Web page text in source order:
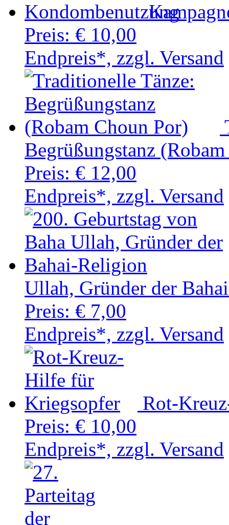
Preis: € 10,00
Endpreis*, zzgl. Versand
Begrüßungstanz
Preis: € 12,00
Endpreis*, zzgl. Versand
Ullah, Gründer der
Preis: € 7,00
Endpreis*, zzgl. Versand
Rot-
Preis: € 10,00
Endpreis*, zzgl. Versand